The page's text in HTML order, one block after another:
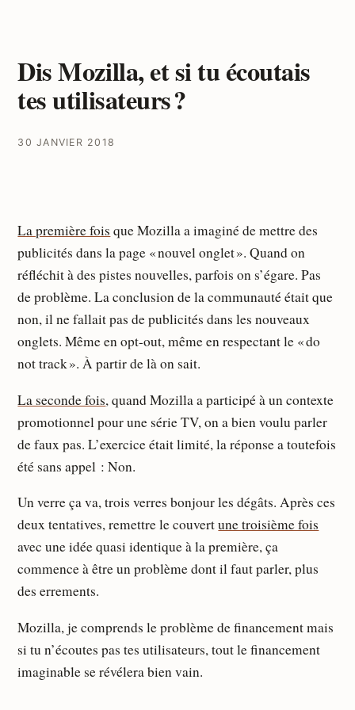
Dis Mozilla, et si tu écoutais
tes utilisateurs ?
30 JANVIER 2018
La première fois que Mozilla a imaginé de mettre des
publicités dans la page « nouvel onglet ». Quand on
réfléchit à des pistes nouvelles, parfois on s’égare. Pas
de problème. La conclusion de la communauté était que
non, il ne fallait pas de publicités dans les nouveaux
onglets. Même en opt-out, même en respectant le « do
not track ». À partir de là on sait.
La seconde fois, quand Mozilla a participé à un contexte
promotionnel pour une série TV, on a bien voulu parler
de faux pas. L’exercice était limité, la réponse a toutefois
été sans appel : Non.
Un verre ça va, trois verres bonjour les dégâts. Après ces
deux tentatives, remettre le couvertune troisième fois
avec une idée quasi identique à la première, ça
commence à être un problème dont il faut parler, plus
des errements.
Mozilla, je comprends le problème de financement mais
si tu n’écoutes pas tes utilisateurs, tout le financement
imaginable se révélera bien vain.